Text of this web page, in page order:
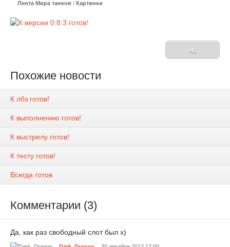
Лента Мира танков / Картинки
-41
Похожие новости
К лбз готов!
К выполнению готов!
К выстрелу готов!
К тесту готов!
Всегда готов
Комментарии (3)
Да, как раз свободный слот был х)